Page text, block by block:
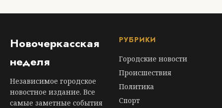
Новочеркасская
неделя
Независимое городское
новостное издание. Все
самые заметные события
РУБРИКИ
Городские новости
Происшествия
Политика
Спорт